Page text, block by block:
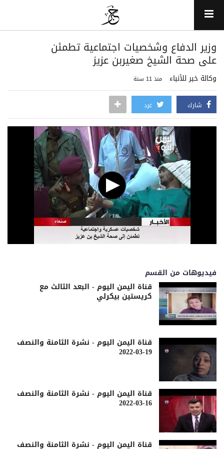
وزير الدفاع وشخصيات اجتماعية تطمئن
على صحة الشيخ صغيربن عزيز
وكالة خبر للأنباء منذ 11 سنة
شارك غرد
فيديوهات من القسم
قناة اليمن اليوم - البعد الثالث مع
كريستين بيكرلي
قناة اليمن اليوم - نشرة الثامنة والنصف
19-03-2022
قناة اليمن اليوم - نشرة الثامنة والنصف
16-03-2022
قناة اليمن اليوم - نشرة الثامنة والنصف